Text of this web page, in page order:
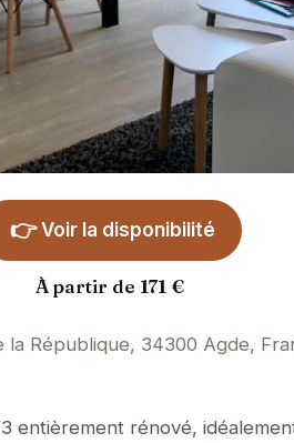
👉 Voir la disponibilité
À partir de 171 €
la République, 34300 Agde,
entièrement rénové,